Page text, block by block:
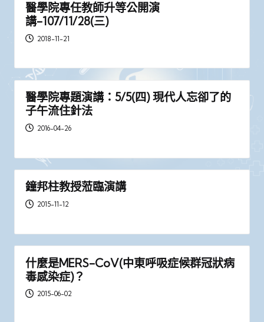
醫學院專任教師升等公開演
講-107/11/28(三)
2018-11-21
醫學院專題演講：5/5(四) 現代人忘卻了的
子午流住針法
2016-04-26
鐘邦柱教授蒞臨演講
2015-11-12
什麼是MERS-CoV(中東呼吸症候群冠狀病
毒感染症)？
2015-06-02